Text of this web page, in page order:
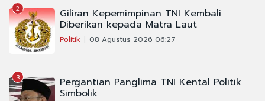
2 Giliran Kepemimpinan TNI Kembali
Diberikan kepada Matra Laut
Politik 08 Agustus 2026 06:27
3 Pergantian Panglima TNI Kental Politik
Simbolik